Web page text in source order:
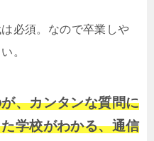
必須。なので卒業しや
。
、カンタンな質問に
学校がわかる、通信